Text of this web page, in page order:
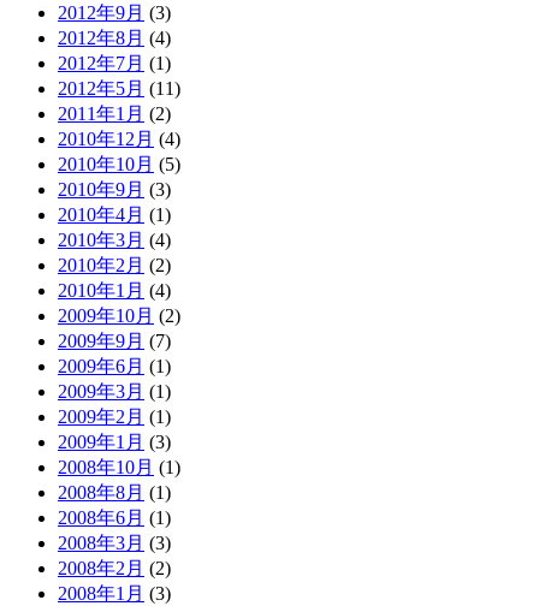
2012年9月 (3)
2012年8月 (4)
2012年7月 (1)
2012年5月 (11)
2011年1月 (2)
2010年12月 (4)
2010年10月 (5)
2010年9月 (3)
2010年4月 (1)
2010年3月 (4)
2010年2月 (2)
2010年1月 (4)
2009年10月 (2)
2009年9月 (7)
2009年6月 (1)
2009年3月 (1)
2009年2月 (1)
2009年1月 (3)
2008年10月 (1)
2008年8月 (1)
2008年6月 (1)
2008年3月 (3)
2008年2月 (2)
2008年1月 (3)